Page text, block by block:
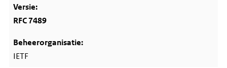
RFC 7489
IETF